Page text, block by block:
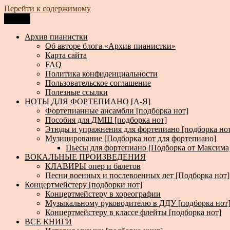
Перейти к содержимому
Архив пианистки
Всё для пианистов: ноты, книги, музыка, статьи…
Архив пианистки
Об авторе блога «Архив пианистки»
Карта сайта
FAQ
Политика конфиденциальности
Пользовательское соглашение
Полезные ссылки
НОТЫ ДЛЯ ФОРТЕПИАНО [А-Я]
Фортепианные ансамбли [подборка нот]
Пособия для ДМШ [подборка нот]
Этюды и упражнения для фортепиано [подборка
Музицирование [Подборка нот для фортепиано]
Пьесы для фортепиано [Подборка от
ВОКАЛЬНЫЕ ПРОИЗВЕДЕНИЯ
КЛАВИРЫ опер и балетов
Песни военных и послевоенных лет [Подборка нот]
Концертмейстеру [подборки нот]
Концертмейстеру в хореографии
Музыкальному руководителю в ДДУ [подборка нот]
Концертмейстеру в классе флейты [подборка нот]
ВСЕ КНИГИ